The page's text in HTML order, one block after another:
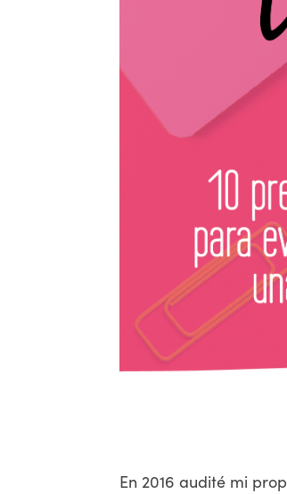
En 2016 audité mi